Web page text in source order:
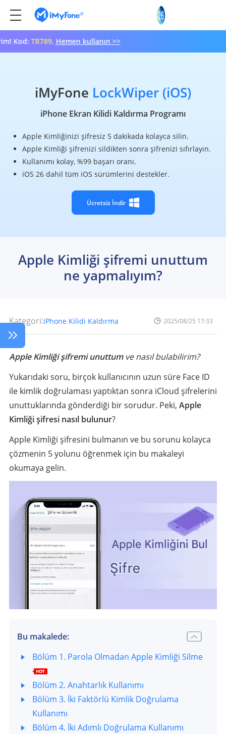
TR789. Hemen kullanın >>
iMyFone LockWiper (iOS)
iPhone Ekran Kilidi Kaldırma Programı
Apple Kimliğinizi şifresiz 5 dakikada kolayca silin.
Apple Kimliği şifrenizi sildikten sonra şifrenizi sıfırlayın.
Kullanımı kolay, %99 başarı oranı.
iOS 26 dahil tüm iOS sürümlerini destekler.
Ücretsiz İndir
Apple Kimliği şifremi unuttum
ne yapmalıyım?
Kategori:iPhone Kilidi Kaldırma 2025/08/25 17:33
Apple Kimliği şifremi unuttumve nasıl bulabilirim?
Yukarıdaki soru, birçok kullanıcının uzun süre Face ID
ile kimlik doğrulaması yaptıktan sonra iCloud şifrelerini
unuttuklarında gönderdiği bir sorudur. Peki, Apple
Kimliği şifresi nasıl bulunur?
Apple Kimliği şifresini bulmanın ve bu sorunu kolayca
çözmenin 5 yolunu öğrenmek için bu makaleyi
okumaya gelin.
Bu makalede:
Bölüm 1. Parola Olmadan Apple Kimliği Silme
Bölüm 2. Anahtarlık Kullanımı
Bölüm 3. İki Faktörlü Kimlik Doğrulama
Kullanımı
Bölüm 4. İki Adımlı Doğrulama Kullanımı